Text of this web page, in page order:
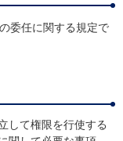
委任に関する規定で
して権限を行使する